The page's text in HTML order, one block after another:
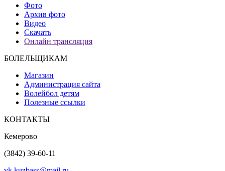
Фото
Архив фото
Видео
Скачать
Онлайн трансляция
БОЛЕЛЬЩИКАМ
Магазин
Администрация сайта
Волейбол детям
Полезные ссылки
КОНТАКТЫ
Кемерово
(3842) 39-60-11